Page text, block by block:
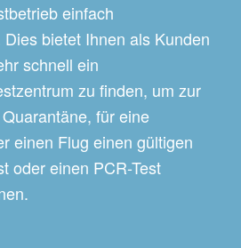
einfach
bietet Ihnen als Kunden
schnell ein
zu finden, um zur
für eine
einen Flug einen gültigen
oder einen PCR-Test